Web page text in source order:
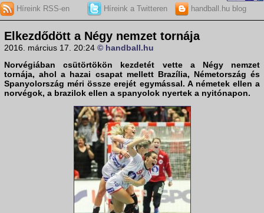
Híreink RSS-en Híreink a Twitteren handball.hu blog
Elkezdődött a Négy nemzet tornája
2016. március 17. 20:24 © handball.hu
Norvégiában csütörtökön kezdetét vette a Négy nemzet
tornája, ahol a hazai csapat mellett Brazília, Németország és
Spanyolország méri össze erejét egymással. A németek ellen a
norvégok, a brazilok ellen a spanyolok nyertek a nyitónapon.